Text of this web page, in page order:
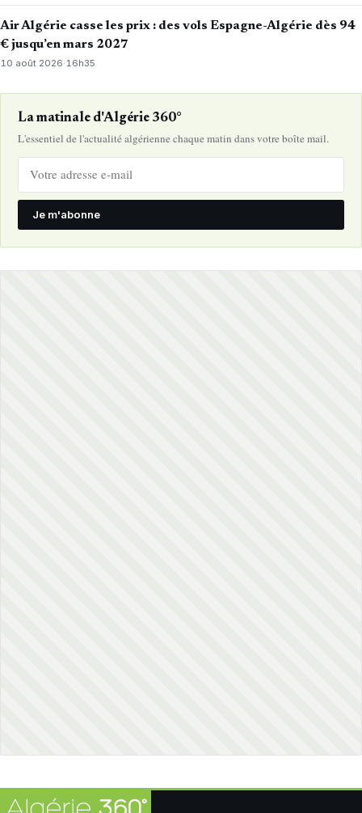
Air Algérie casse les prix : des vols Espagne-Algérie dès 94
€ jusqu’en mars 2027
10 août 2026·16h35
La matinale d'Algérie 360°
L'essentiel de l'actualité algérienne chaque matin dans votre boîte mail.
Je m'abonne